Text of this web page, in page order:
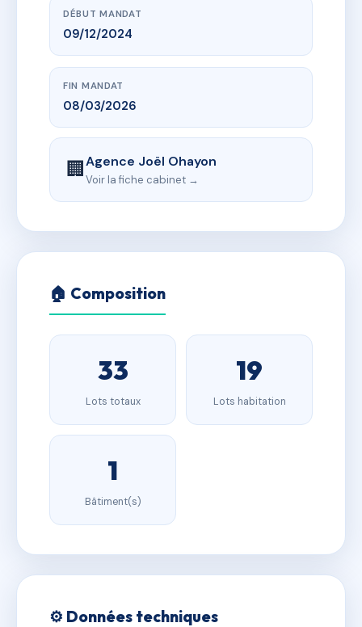
DÉBUT MANDAT
09/12/2024
FIN MANDAT
08/03/2026
🏢Agence Joël Ohayon
Voir la fiche cabinet →
🏠 Composition
33
Lots totaux
19
Lots habitation
1
Bâtiment(s)
⚙️ Données techniques